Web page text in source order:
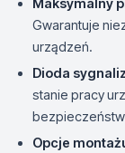
Maksymalny
Gwarantuje
urządzeń.
Dioda
stanie pracy
Opcje